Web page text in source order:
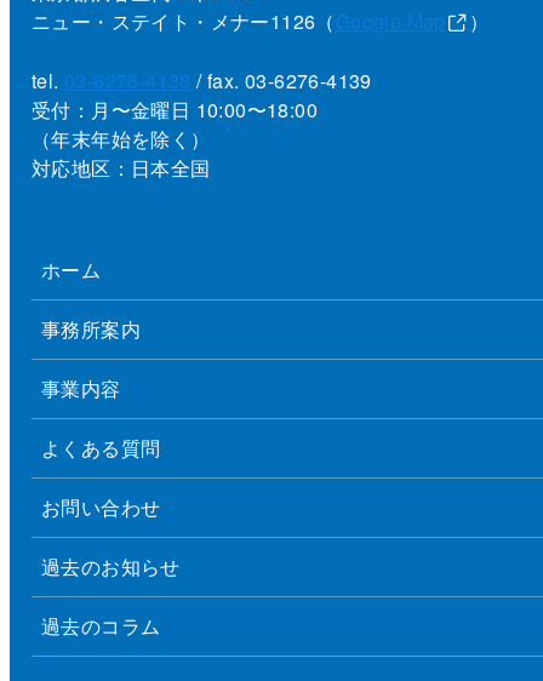
ニュー・ステイト・メナー1126（Google Map ）
tel. 03-6276-4138 / fax. 03-6276-4139
受付：月〜金曜日 10:00〜18:00
（年末年始を除く）
対応地区：日本全国
ホーム
事務所案内
事業内容
よくある質問
お問い合わせ
過去のお知らせ
過去のコラム